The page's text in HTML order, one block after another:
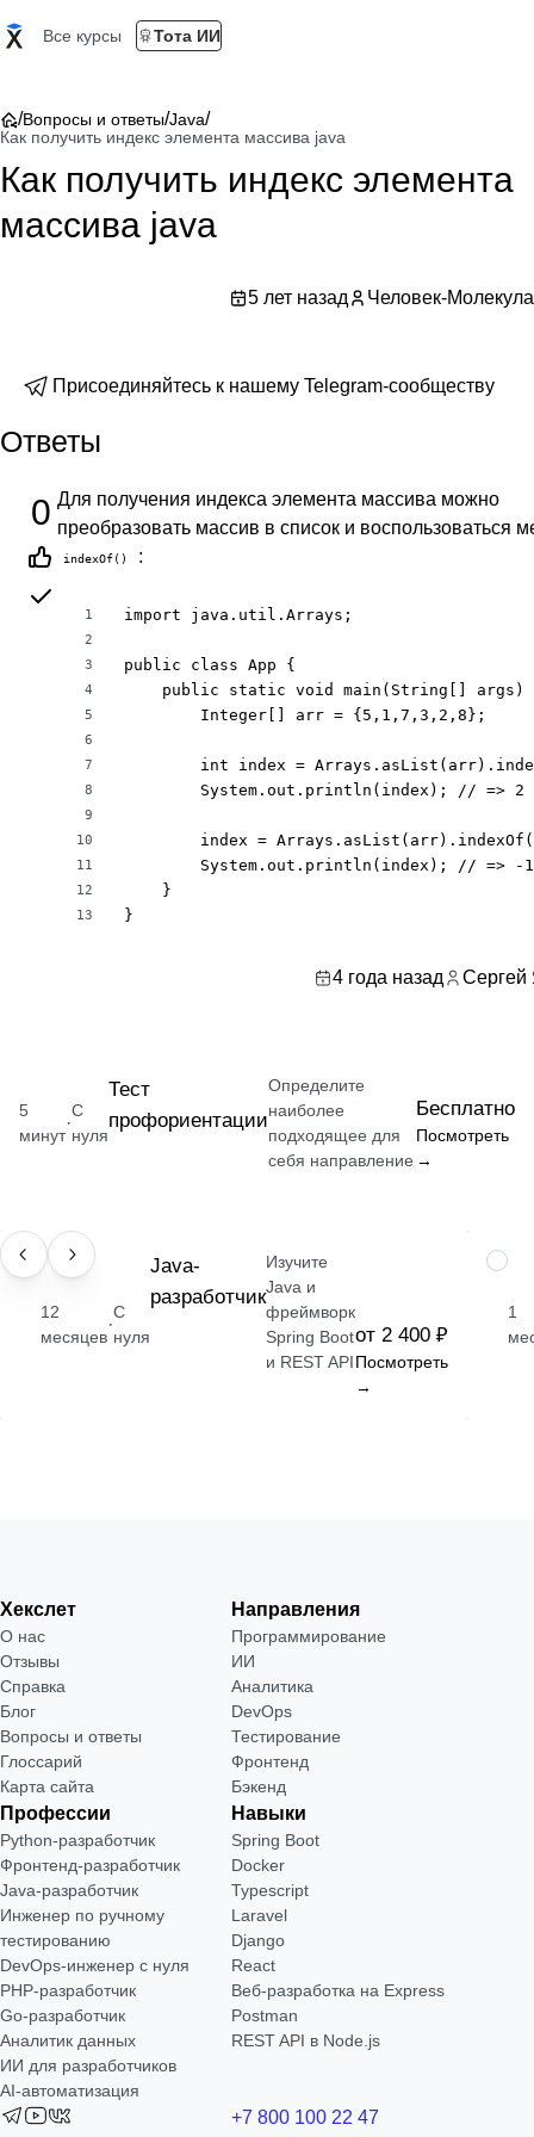
Все курсы Тота ИИ
/Вопросы и ответы/Java/
Как получить индекс элемента массива java
Как получить индекс элемента
массива java
5 лет назад Человек-Молекула
Присоединяйтесь к нашему Telegram-сообществу
Ответы
0 Для получения индекса элемента массива можно
преобразовать массив в список и воспользоваться
indexOf() :
1
2
3
4
5
6
7
8
9
10
11
12
13
import java.util.Arrays;
public class App {
public static void main(String[] args)
        Integer[] arr = {5,1,7,3,2,8};
int index =
        System.out.println(index); // => 2
index =
        System.out.println(index); // => -1
    }
}
4 года назад Сергей
5
минут
·
С
нуля
Тест
профориентации
Определите
наиболее
подходящее для
себя направление
Бесплатно
Посмотреть
→
ПРОФЕССИЯ
12
месяцев
·
С
нуля
Java-
разработчик
Изучите
Java и
фреймворк
Spring Boot
и REST API
от 2 400 ₽
Посмотреть
→
1
Хекслет
О нас
Отзывы
Справка
Блог
Вопросы и ответы
Глоссарий
Карта сайта
Направления
Программирование
ИИ
Аналитика
DevOps
Тестирование
Фронтенд
Бэкенд
Профессии
Python-разработчик
Фронтенд-разработчик
Java-разработчик
Инженер по ручному
тестированию
DevOps-инженер с нуля
РНР-разработчик
Go-разработчик
Аналитик данных
ИИ для разработчиков
AI-автоматизация
Навыки
Spring Boot
Docker
Typescript
Laravel
Django
React
Веб-разработка на Express
Postman
REST API в Node.js
+7 800 100 22 47